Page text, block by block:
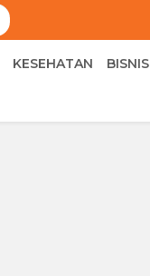
KESEHATAN BISNIS